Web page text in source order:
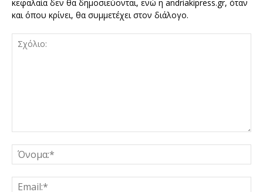
κεφαλαία δεν θα δημοσιεύονται, ενώ η andriakipress.gr, όταν
και όπου κρίνει, θα συμμετέχει στον διάλογο.